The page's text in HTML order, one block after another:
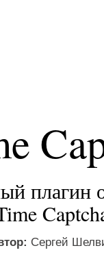
плагин
Сергей